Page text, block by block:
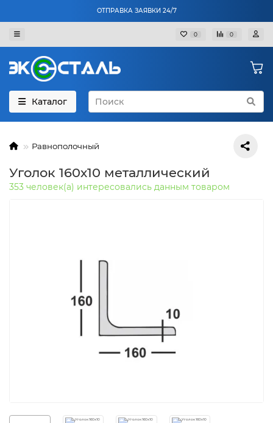
ОТПРАВКА ЗАЯВКИ 24/7
0 0
Каталог
Равнополочный
Уголок 160х10 металлический
353 человек(а) интересовались данным товаром